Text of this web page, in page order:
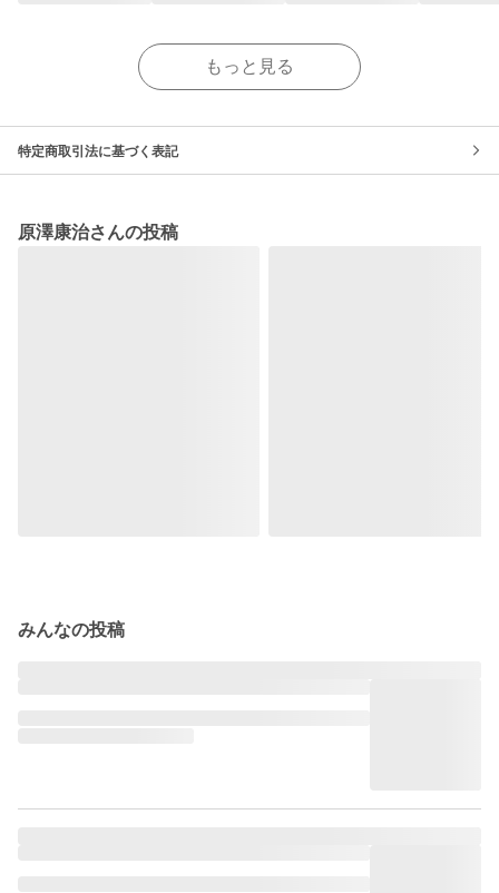
もっと見る
特定商取引法に基づく表記
原澤康治さんの投稿
みんなの投稿